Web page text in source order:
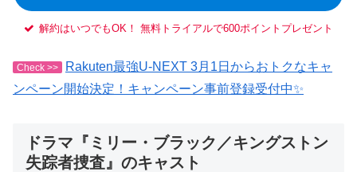
解約はいつでもOK！ 無料トライアルで600ポイントプレゼント
Check >>
Rakuten最強U-NEXT 3月1日からおトクなキャ
ンペーン開始決定！キャンペーン事前登録受付中✨
ドラマ『ミリー・ブラック／キングストン
失踪者捜査』のキャスト